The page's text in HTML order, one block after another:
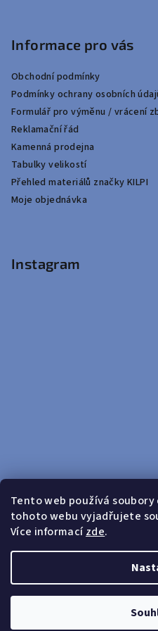
Tento web používá
tohoto webu vyjadřujete
Více informacízde.
Informace pro vás
Obchodní podmínky
Podmínky ochrany osobních
Formulář pro výměnu / vrácení
Reklamační řád
Kamenná prodejna
Tabulky velikostí
Přehled materiálů značky KILPI
Moje objednávka
Instagram
Sledovat na
Doprava